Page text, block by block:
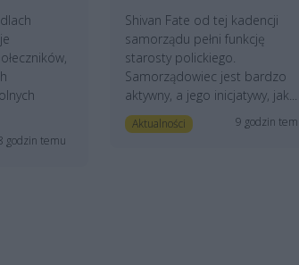
godzin temu
Shivan Fate od tej kadencji
samorządu pełni funkcję
starosty polickiego.
Samorządowiec jest bardzo
aktywny, a jego inicjatywy, jak...
Aktualności 9 godzin